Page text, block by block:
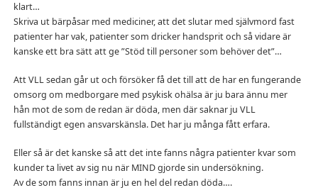
klart…
Skriva ut bärpåsar med mediciner, att det slutar med självmord fast
patienter har vak, patienter som dricker handsprit och så vidare är
kanske ett bra sätt att ge ”Stöd till personer som behöver det”…
Att VLL sedan går ut och försöker få det till att de har en fungerande
omsorg om medborgare med psykisk ohälsa är ju bara ännu mer
hån mot de som de redan är döda, men där saknar ju VLL
fullständigt egen ansvarskänsla. Det har ju många fått erfara.
Eller så är det kanske så att det inte fanns några patienter kvar som
kunder ta livet av sig nu när MIND gjorde sin undersökning.
Av de som fanns innan är ju en hel del redan döda….